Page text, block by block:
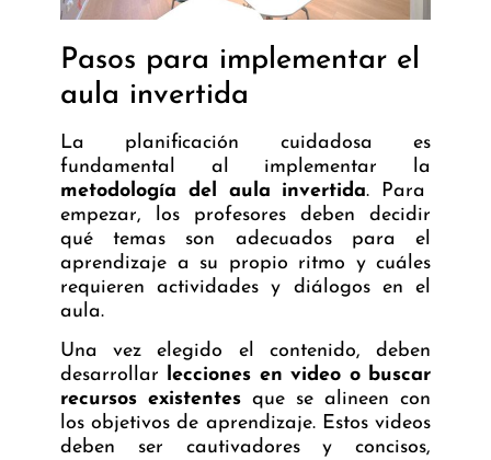
Pasos para implementar el
aula invertida
La planificación cuidadosa es
fundamental al implementar la
metodología del aula invertida. Para
empezar, los profesores deben decidir
qué temas son adecuados para el
aprendizaje a su propio ritmo y cuáles
requieren actividades y diálogos en el
aula.
Una vez elegido el contenido, deben
desarrollar lecciones en video o buscar
recursos existentes que se alineen con
los objetivos de aprendizaje. Estos videos
deben ser cautivadores y concisos,